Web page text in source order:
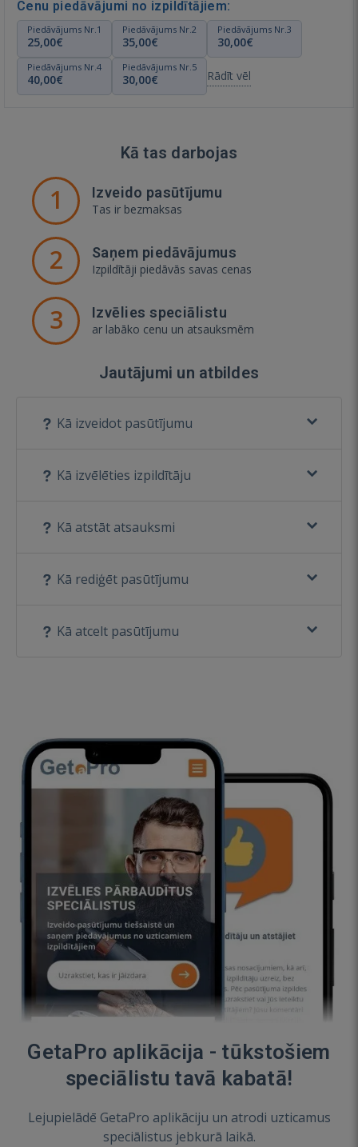
Cenu piedāvājumi no izpildītājiem:
Piedāvājums Nr.1
25,00€
Piedāvājums Nr.2
35,00€
Piedāvājums Nr.3
30,00€
Piedāvājums Nr.4
40,00€
Piedāvājums Nr.5
30,00€ Rādīt vēl
Kā tas darbojas
1 Izveido pasūtījumu
Tas ir bezmaksas
2 Saņem piedāvājumus
Izpildītāji piedāvās savas cenas
3 Izvēlies speciālistu
ar labāko cenu un atsauksmēm
Jautājumi un atbildes
Kā izveidot pasūtījumu
Kā izvēlēties izpildītāju
Kā atstāt atsauksmi
Kā rediģēt pasūtījumu
Kā atcelt pasūtījumu
GetaPro aplikācija - tūkstošiem
speciālistu tavā kabatā!
Lejupielādē GetaPro aplikāciju un atrodi uzticamus
speciālistus jebkurā laikā.